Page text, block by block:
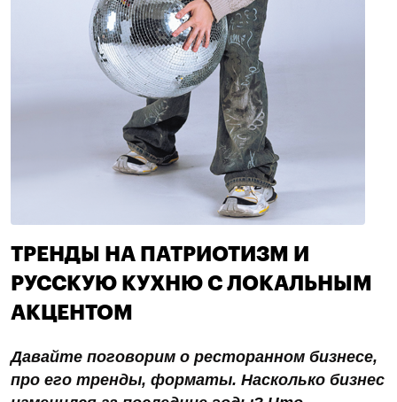
ТРЕНДЫ НА ПАТРИОТИЗМ И
РУССКУЮ КУХНЮ С ЛОКАЛЬНЫМ
АКЦЕНТОМ
Давайте поговорим о ресторанном бизнесе,
про его тренды, форматы. Насколько бизнес